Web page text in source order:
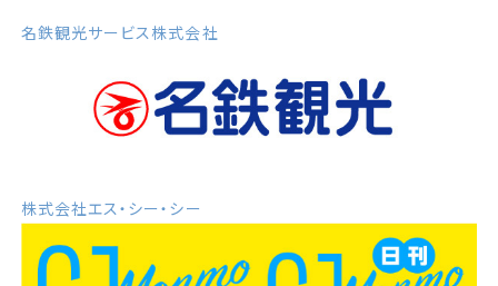
名鉄観光サービス株式会社
株式会社エス・シー・シー